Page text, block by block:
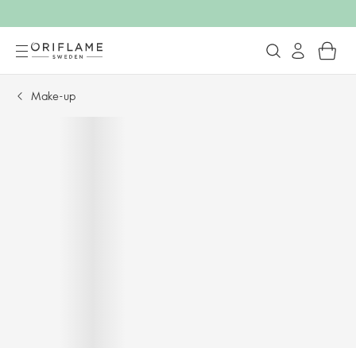
Make-up